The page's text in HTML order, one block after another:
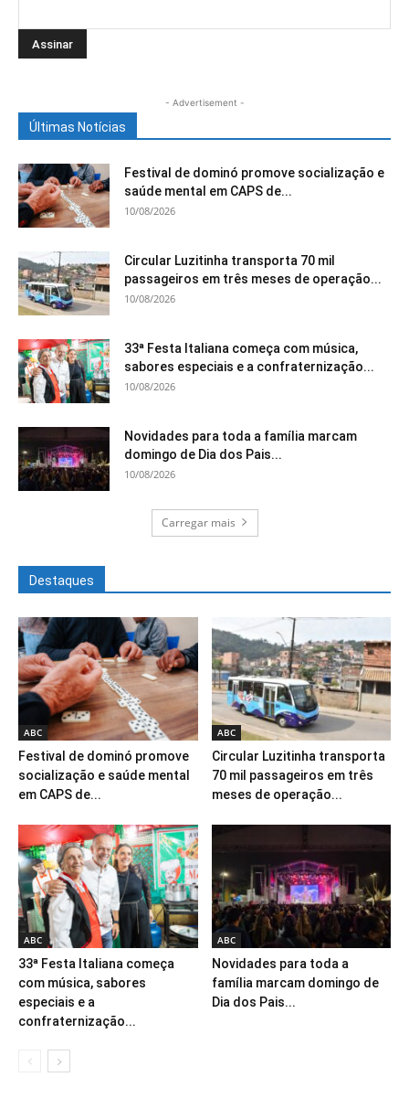
- Advertisement -
Últimas Notícias
Festival de dominó promove socialização e
saúde mental em CAPS de...
10/08/2026
Circular Luzitinha transporta 70 mil
passageiros em três meses de operação...
10/08/2026
33ª Festa Italiana começa com música,
sabores especiais e a confraternização...
10/08/2026
Novidades para toda a família marcam
domingo de Dia dos Pais...
10/08/2026
Carregar mais
Destaques
ABC
Festival de dominó promove
socialização e saúde mental
em CAPS de...
ABC
Circular Luzitinha transporta
70 mil passageiros em três
meses de operação...
ABC
33ª Festa Italiana começa
com música, sabores
especiais e a
confraternização...
ABC
Novidades para toda a
família marcam domingo de
Dia dos Pais...